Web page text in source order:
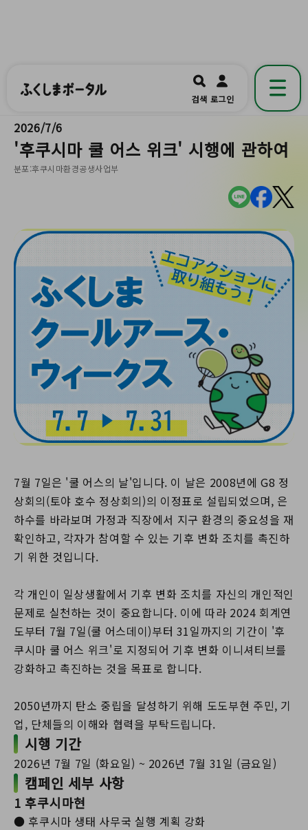
福島県公式の地域情報ポータルアプリ
開く
검색 로그인
2026/7/6
'후쿠시마 쿨 어스 위크' 시행에 관하여
분포:후쿠시마환경공생사업부
7월 7일은 '쿨 어스의 날'입니다. 이 날은 2008년에 G8 정
상회의(토야 호수 정상회의)의 이정표로 설립되었으며, 은
하수를 바라보며 가정과 직장에서 지구 환경의 중요성을 재
확인하고, 각자가 참여할 수 있는 기후 변화 조치를 촉진하
기 위한 것입니다.
각 개인이 일상생활에서 기후 변화 조치를 자신의 개인적인
문제로 실천하는 것이 중요합니다. 이에 따라 2024 회계연
도부터 7월 7일(쿨 어스데이)부터 31일까지의 기간이 '후
쿠시마 쿨 어스 위크'로 지정되어 기후 변화 이니셔티브를
강화하고 촉진하는 것을 목표로 합니다.
2050년까지 탄소 중립을 달성하기 위해 도도부현 주민, 기
업, 단체들의 이해와 협력을 부탁드립니다.
시행 기간
2026년 7월 7일 (화요일) ~ 2026년 7월 31일 (금요일)
캠페인 세부 사항
1 후쿠시마현
● 후쿠시마 생태 사무국 실행 계획 강화